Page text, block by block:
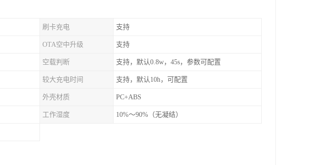
刷卡充电 支持
OTA空中升级 支持
空载判断 支持，默认0.8w，45s，参数可配置
较大充电时间 支持，默认10h，可配置
外壳材质 PC+ABS
工作湿度 10%～90%（无凝结）